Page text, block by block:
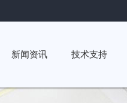
新闻资讯 技术支持